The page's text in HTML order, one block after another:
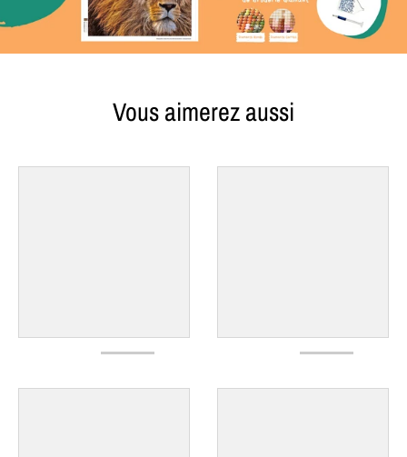
Vous aimerez aussi